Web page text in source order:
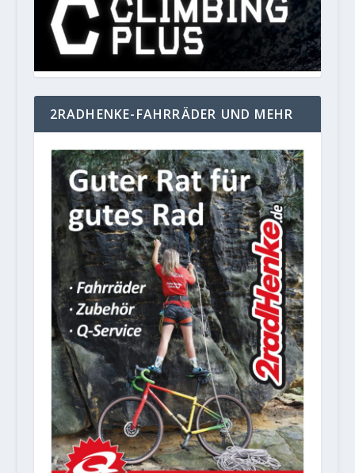
2RADHENKE-FAHRRÄDER UND MEHR